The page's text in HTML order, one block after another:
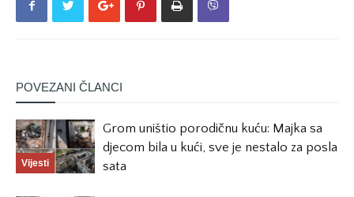
POVEZANI ČLANCI
Vijesti
Grom uništio porodičnu kuću: Majka sa
djecom bila u kući, sve je nestalo za posla
sata